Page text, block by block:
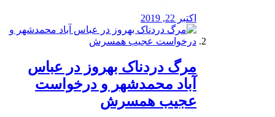
اکتبر 22, 2019
مرگ دردناک بهروز در عباس
آباد محمدشهر و درخواست
عجیب همسرش